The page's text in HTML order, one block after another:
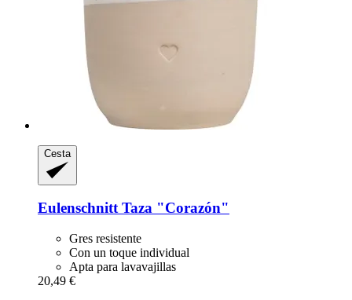
Cesta
EulenschnittTaza "Corazón"
Gres resistente
Con un toque individual
Apta para lavavajillas
20,49 €